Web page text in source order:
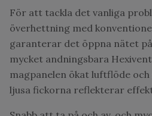
För att tackla det vanliga
överhettning med
garanterar det öppna nätet
mycket andningsbara
magpanelen ökat luftflöde
ljusa fickorna reflekterar